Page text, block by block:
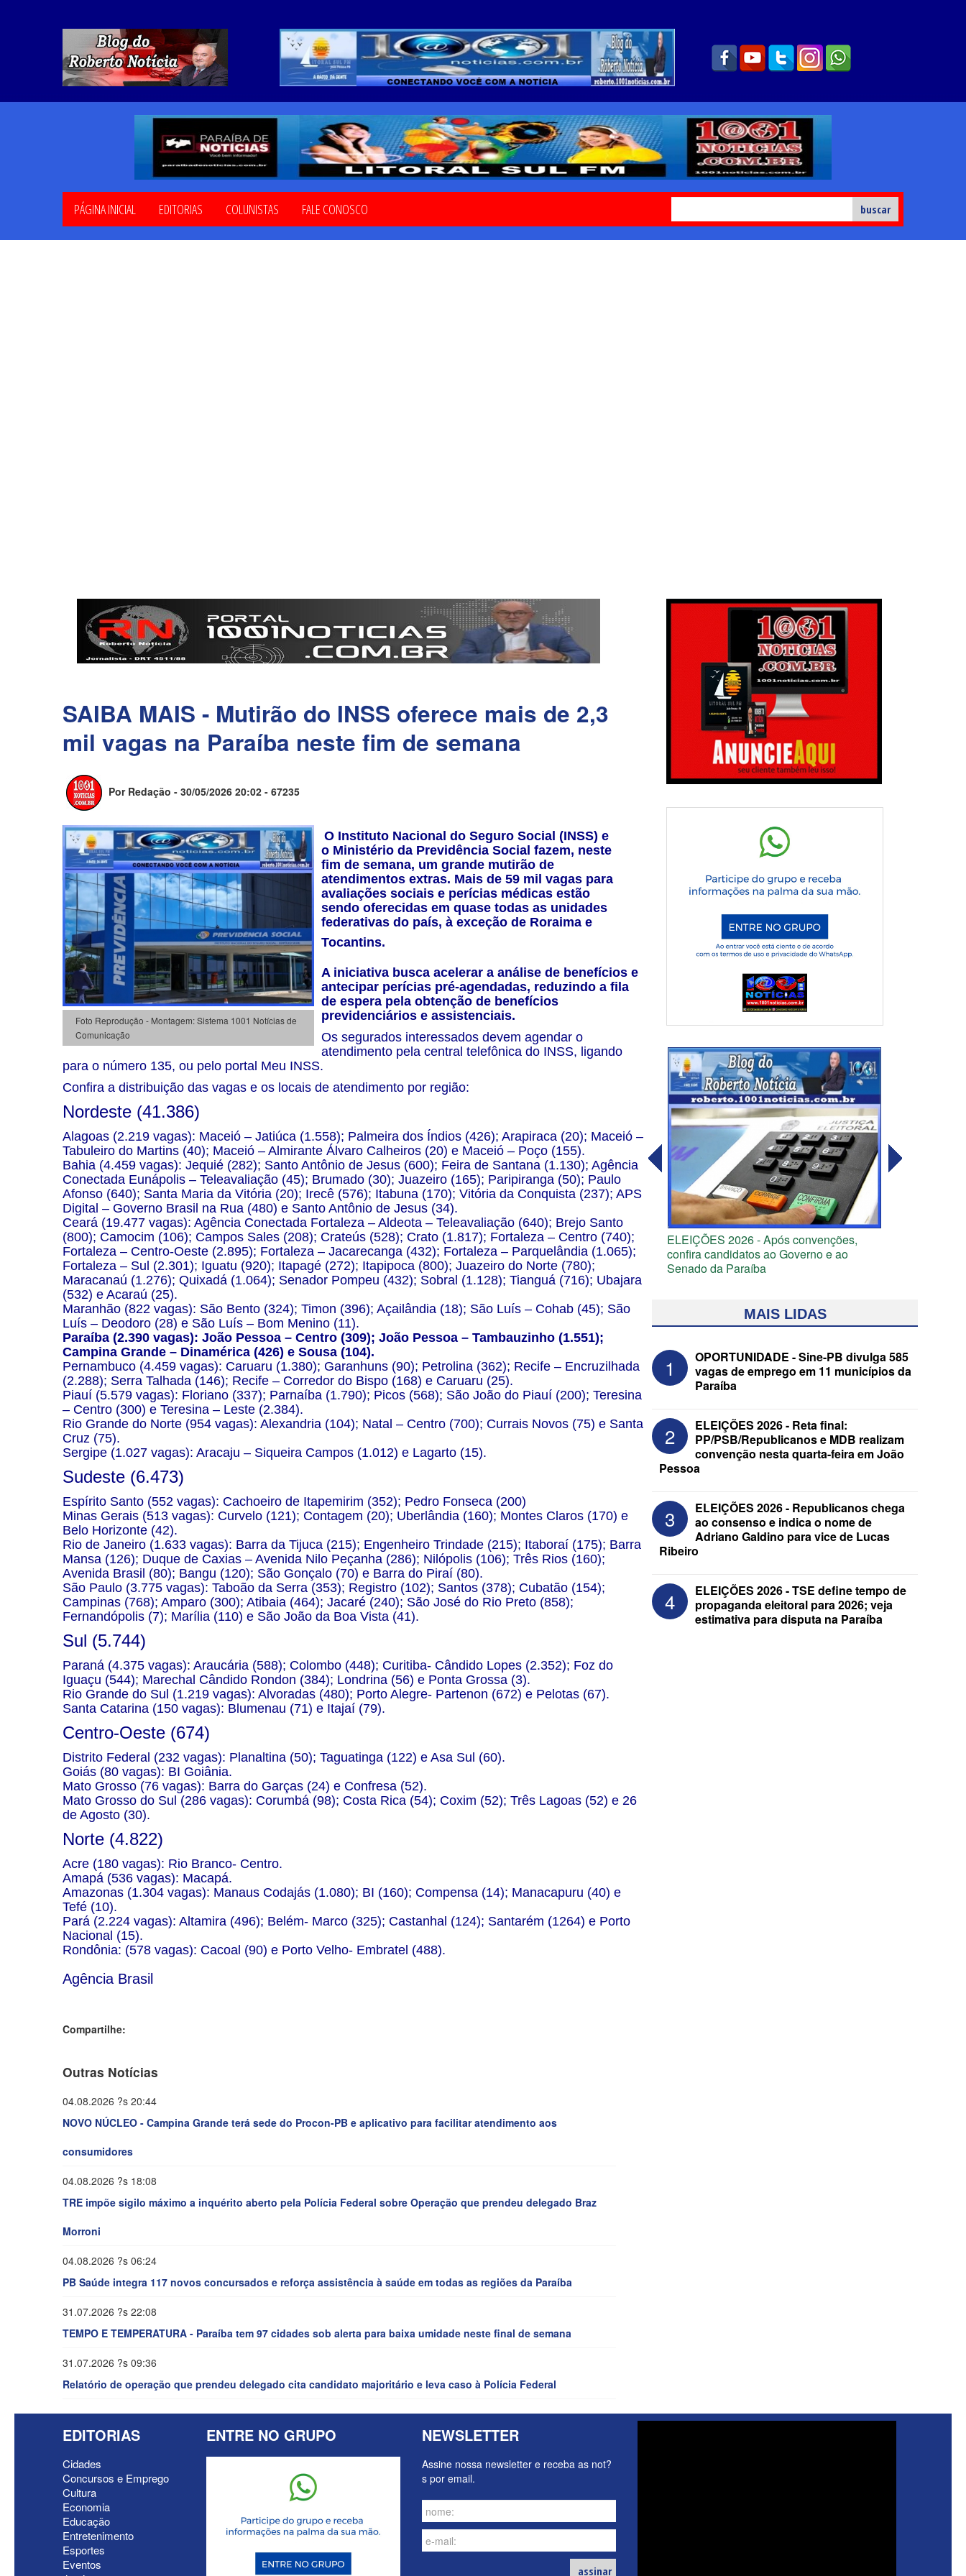
PÁGINA INICIAL EDITORIAS COLUNISTAS FALE CONOSCO
SAIBA MAIS - Mutirão do INSS oferece mais de 2,3
mil vagas na Paraíba neste fim de semana
Por Redação - 30/05/2026 20:02 - 67235
Foto Reprodução - Montagem: Sistema 1001 Notícias de
Comunicação
O Instituto Nacional do Seguro Social (INSS) e
o Ministério da Previdência Social fazem, neste
fim de semana, um grande mutirão de
atendimentos extras. Mais de 59 mil vagas para
avaliações sociais e perícias médicas estão
sendo oferecidas em quase todas as unidades
federativas do país, à exceção de Roraima e
Tocantins.
A iniciativa busca acelerar a análise de benefícios e
antecipar perícias pré-agendadas, reduzindo a fila
de espera pela obtenção de benefícios
previdenciários e assistenciais.
Os segurados interessados devem agendar o
atendimento pela central telefônica do INSS, ligando
para o número 135, ou pelo portal Meu INSS.
Confira a distribuição das vagas e os locais de atendimento por região:
Nordeste (41.386)
Alagoas (2.219 vagas): Maceió – Jatiúca (1.558); Palmeira dos Índios (426); Arapiraca (20); Maceió –
Tabuleiro do Martins (40); Maceió – Almirante Álvaro Calheiros (20) e Maceió – Poço (155).
Bahia (4.459 vagas): Jequié (282); Santo Antônio de Jesus (600); Feira de Santana (1.130); Agência
Conectada Eunápolis – Teleavaliação (45); Brumado (30); Juazeiro (165); Paripiranga (50); Paulo
Afonso (640); Santa Maria da Vitória (20); Irecê (576); Itabuna (170); Vitória da Conquista (237); APS
Digital – Governo Brasil na Rua (480) e Santo Antônio de Jesus (34).
Ceará (19.477 vagas): Agência Conectada Fortaleza – Aldeota – Teleavaliação (640); Brejo Santo
(800); Camocim (106); Campos Sales (208); Crateús (528); Crato (1.817); Fortaleza – Centro (740);
Fortaleza – Centro-Oeste (2.895); Fortaleza – Jacarecanga (432); Fortaleza – Parquelândia (1.065);
Fortaleza – Sul (2.301); Iguatu (920); Itapagé (272); Itapipoca (800); Juazeiro do Norte (780);
Maracanaú (1.276); Quixadá (1.064); Senador Pompeu (432); Sobral (1.128); Tianguá (716); Ubajara
(532) e Acaraú (25).
Maranhão (822 vagas): São Bento (324); Timon (396); Açailândia (18); São Luís – Cohab (45); São
Luís – Deodoro (28) e São Luís – Bom Menino (11).
Paraíba (2.390 vagas): João Pessoa – Centro (309); João Pessoa – Tambauzinho (1.551);
Campina Grande – Dinamérica (426) e Sousa (104).
Pernambuco (4.459 vagas): Caruaru (1.380); Garanhuns (90); Petrolina (362); Recife – Encruzilhada
(2.288); Serra Talhada (146); Recife – Corredor do Bispo (168) e Caruaru (25).
Piauí (5.579 vagas): Floriano (337); Parnaíba (1.790); Picos (568); São João do Piauí (200); Teresina
– Centro (300) e Teresina – Leste (2.384).
Rio Grande do Norte (954 vagas): Alexandria (104); Natal – Centro (700); Currais Novos (75) e Santa
Cruz (75).
Sergipe (1.027 vagas): Aracaju – Siqueira Campos (1.012) e Lagarto (15).
Sudeste (6.473)
Espírito Santo (552 vagas): Cachoeiro de Itapemirim (352); Pedro Fonseca (200)
Minas Gerais (513 vagas): Curvelo (121); Contagem (20); Uberlândia (160); Montes Claros (170) e
Belo Horizonte (42).
Rio de Janeiro (1.633 vagas): Barra da Tijuca (215); Engenheiro Trindade (215); Itaboraí (175); Barra
Mansa (126); Duque de Caxias – Avenida Nilo Peçanha (286); Nilópolis (106); Três Rios (160);
Avenida Brasil (80); Bangu (120); São Gonçalo (70) e Barra do Piraí (80).
São Paulo (3.775 vagas): Taboão da Serra (353); Registro (102); Santos (378); Cubatão (154);
Campinas (768); Amparo (300); Atibaia (464); Jacaré (240); São José do Rio Preto (858);
Fernandópolis (7); Marília (110) e São João da Boa Vista (41).
Sul (5.744)
Paraná (4.375 vagas): Araucária (588); Colombo (448); Curitiba- Cândido Lopes (2.352); Foz do
Iguaçu (544); Marechal Cândido Rondon (384); Londrina (56) e Ponta Grossa (3).
Rio Grande do Sul (1.219 vagas): Alvoradas (480); Porto Alegre- Partenon (672) e Pelotas (67).
Santa Catarina (150 vagas): Blumenau (71) e Itajaí (79).
Centro-Oeste (674)
Distrito Federal (232 vagas): Planaltina (50); Taguatinga (122) e Asa Sul (60).
Goiás (80 vagas): BI Goiânia.
Mato Grosso (76 vagas): Barra do Garças (24) e Confresa (52).
Mato Grosso do Sul (286 vagas): Corumbá (98); Costa Rica (54); Coxim (52); Três Lagoas (52) e 26
de Agosto (30).
Norte (4.822)
Acre (180 vagas): Rio Branco- Centro.
Amapá (536 vagas): Macapá.
Amazonas (1.304 vagas): Manaus Codajás (1.080); BI (160); Compensa (14); Manacapuru (40) e
Tefé (10).
Pará (2.224 vagas): Altamira (496); Belém- Marco (325); Castanhal (124); Santarém (1264) e Porto
Nacional (15).
Rondônia: (578 vagas): Cacoal (90) e Porto Velho- Embratel (488).
Agência Brasil
Compartilhe:
Outras Notícias
04.08.2026 ?s 20:44
NOVO NÚCLEO - Campina Grande terá sede do Procon-PB e aplicativo para facilitar atendimento aos
consumidores
04.08.2026 ?s 18:08
TRE impõe sigilo máximo a inquérito aberto pela Polícia Federal sobre Operação que prendeu delegado Braz
Morroni
04.08.2026 ?s 06:24
PB Saúde integra 117 novos concursados e reforça assistência à saúde em todas as regiões da Paraíba
31.07.2026 ?s 22:08
TEMPO E TEMPERATURA - Paraíba tem 97 cidades sob alerta para baixa umidade neste final de semana
31.07.2026 ?s 09:36
Relatório de operação que prendeu delegado cita candidato majoritário e leva caso à Polícia Federal
ELEIÇÕES 2026 - Após convenções,
confira candidatos ao Governo e ao
Senado da Paraíba
ELEIÇÕES 2026 - Senado: Novo
Medeiros na suplência de Major Fábio
MAIS LIDAS
1
OPORTUNIDADE - Sine-PB divulga 585
vagas de emprego em 11 municípios da
Paraíba
2
ELEIÇÕES 2026 - Reta final:
PP/PSB/Republicanos e MDB realizam
convenção nesta quarta-feira em João
Pessoa
3
ELEIÇÕES 2026 - Republicanos chega
ao consenso e indica o nome de
Adriano Galdino para vice de Lucas
Ribeiro
4
ELEIÇÕES 2026 - TSE define tempo de
propaganda eleitoral para 2026; veja
estimativa para disputa na Paraíba
EDITORIAS
Cidades
Concursos e Emprego
Cultura
Economia
Educação
Entretenimento
Esportes
Eventos
ENTRE NO GRUPO NEWSLETTER
Assine nossa newsletter e receba as not?
s por email.